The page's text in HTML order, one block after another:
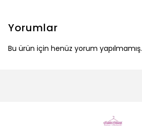
Yorumlar
Bu ürün için henüz yorum yapılmamış.